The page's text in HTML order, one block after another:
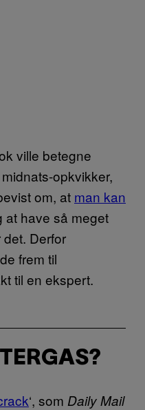
ville betegne
opkvikker,
om, at man kan
at have så meget
Derfor
frem til
til en ekspert.
‘, som Daily Mail